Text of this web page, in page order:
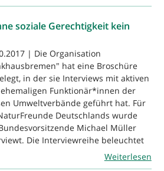
soziale Gerechtigkeit kein
| Die Organisation
hat eine Broschüre
in der sie Interviews mit aktiven
Funktionär*innen der
Umweltverbände geführt hat. Für
Deutschlands wurde
Michael Müller
Die Interviewreihe beleuchtet
Weiterlesen